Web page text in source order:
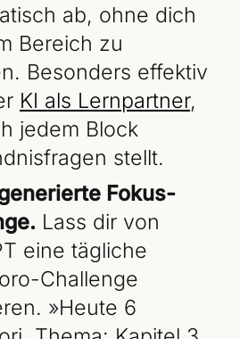
ab, ohne dich
Bereich zu
Besonders effektiv
KI als Lernpartner,
jedem Block
stellt.
Fokus-
Lass dir von
eine tägliche
Challenge
»Heute 6